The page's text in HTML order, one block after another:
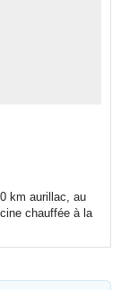
km aurillac, au
chauffée à la